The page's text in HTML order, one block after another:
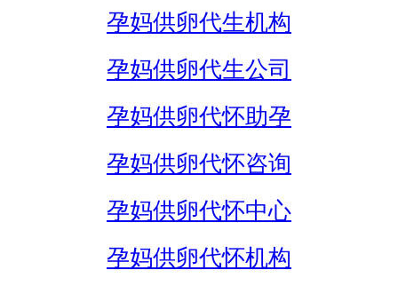
孕妈供卵代生机构
孕妈供卵代生公司
孕妈供卵代怀助孕
孕妈供卵代怀咨询
孕妈供卵代怀中心
孕妈供卵代怀机构